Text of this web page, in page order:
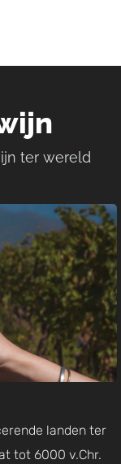
ter wereld
landen ter
tot 6000 v.Chr.